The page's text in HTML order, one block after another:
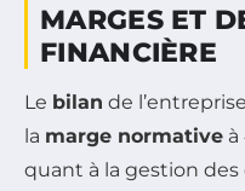
MARGES ET
FINANCIÈRE
Le bilan de
la marge normative à
quant à la gestion